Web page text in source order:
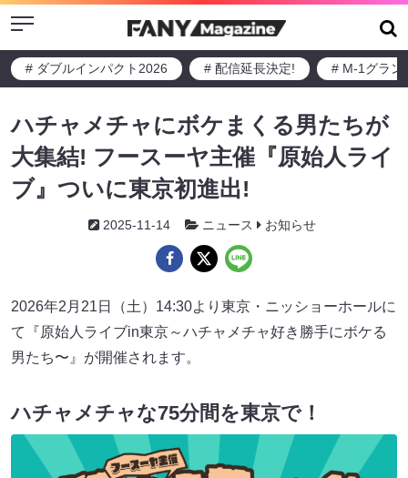
Menu
# ダブルインパクト2026 # 配信延長決定! # M-1グラン
ハチャメチャにボケまくる男たちが
大集結! フースーヤ主催『原始人ライ
ブ』ついに東京初進出!
2025-11-14 ニュース お知らせ
2026年2月21日（土）14:30より東京・ニッショーホールに
て『原始人ライブin東京～ハチャメチャ好き勝手にボケる
男たち〜』が開催されます。
ハチャメチャな75分間を東京で！